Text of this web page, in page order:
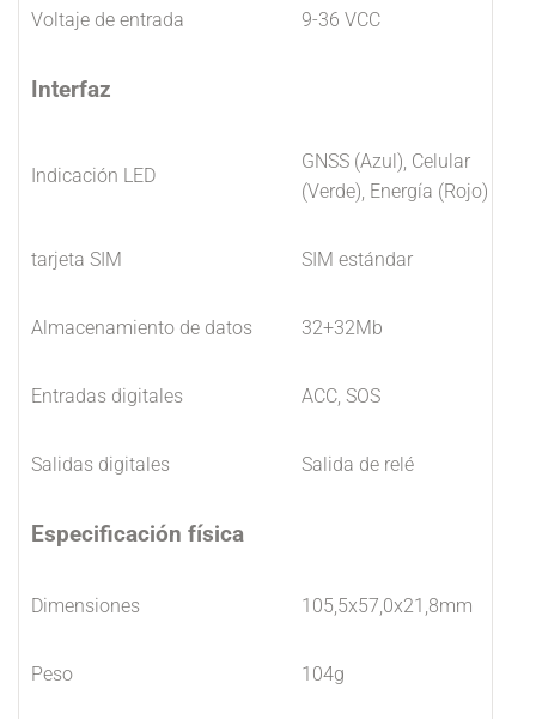
Voltaje de entrada 9-36 VCC
Interfaz
Indicación LED
GNSS (Azul), Celular
(Verde), Energía (Rojo)
tarjeta SIM SIM estándar
Almacenamiento de datos 32+32Mb
Entradas digitales ACC, SOS
Salidas digitales Salida de relé
Especificación física
Dimensiones 105,5x57,0x21,8mm
Peso 104g